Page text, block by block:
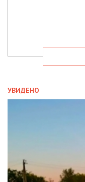
УВИДЕНО